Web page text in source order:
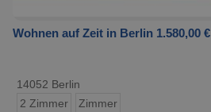
Wohnen auf Zeit in Berlin 1.580,00 €
14052 Berlin
2 Zimmer
Zimmer